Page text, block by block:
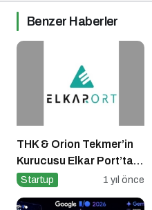
Benzer Haberler
THK & Orion Tekmer’in
Kurucusu Elkar Port’tan
Savunma Sanayii
Startup 1 yıl önce